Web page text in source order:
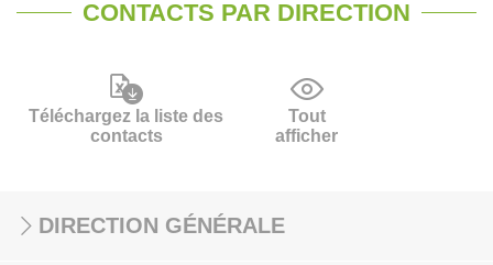
CONTACTS PAR DIRECTION
Téléchargez la liste des
contacts
Tout
afficher
DIRECTION GÉNÉRALE